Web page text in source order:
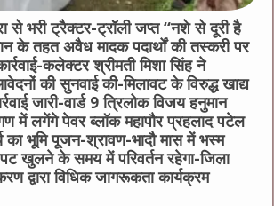
से भरी ट्रैक्टर-ट्रॉली जप्त “नशे से दूरी है
के तहत अवैध मादक पदार्थों की तस्करी पर
कलेक्टर श्रीमती मिशा सिंह ने
की सुनवाई की-मिलावट के विरुद्ध खाद्य
जारी-वार्ड 9 त्रिलोक विजय हनुमान
में लगेंगे पेवर ब्लॉक महापौर प्रहलाद पटेल
का भूमि पूजन-श्रावण-भादौ मास में भस्म
खुलने के समय में परिवर्तन रहेगा-जिला
द्वारा विधिक जागरूकता कार्यक्रम